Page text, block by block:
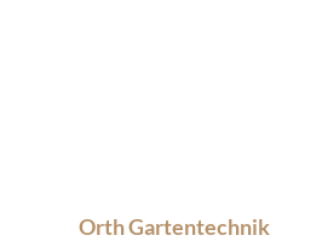
Orth Gartentechnik